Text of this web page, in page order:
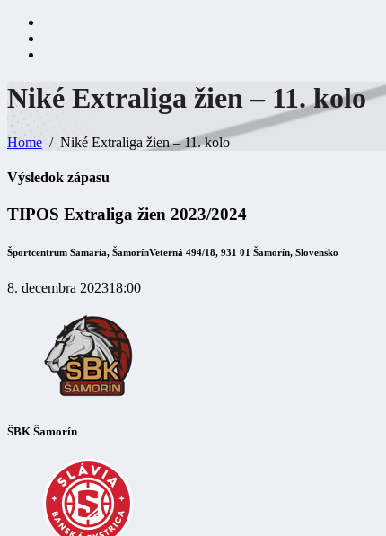
Niké Extraliga žien – 11.kolo
Home Niké Extraliga žien – 11. kolo
Výsledok zápasu
TIPOS Extraliga žien 2023/2024
Športcentrum Samaria, ŠamorínVeterná 494/18, 931 01 Šamorín, Slovensko
8. decembra 202318:00
ŠBK Šamorín